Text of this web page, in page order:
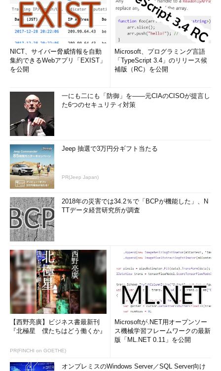
NICT、サイバー脅威情報を自動
集約できるWebアプリ「EXIST」
を公開
Microsoft、プログラミング言語
「TypeScript 3.4」のリリース候
補版（RC）を公開
一にも二にも「防御」を――元CIAのCISOが提言し
た6つのセキュリティ対策
Jeep 抽選で3万円分ギフト当たる
PR(Jeep Japan)
2018年の災害では34.2％で「BCPが機能した」、N
TTデータ経営研究所が調査
【西野亮廣】ビジネス書最新刊
『北極星 僕たちはどう働くか』
PR(FINCHI on GOETHE)
Microsoftが.NET用オープンソー
ス機械学習フレームワークの最新
版「ML.NET 0.11」を公開
オンプレミスのWindows Server／SQL Server向け